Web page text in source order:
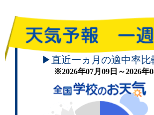
▶直近一ヵ月の適中率比
※2026年07月09日～2026年